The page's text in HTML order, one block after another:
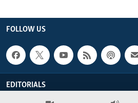
FOLLOW US
EDITORIALS